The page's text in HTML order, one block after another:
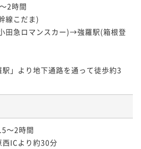
2時間
線こだま)
田急ロマンスカー)→強羅駅(箱根登
」より地下通路を通って徒歩約3
～2時間
ICより約30分